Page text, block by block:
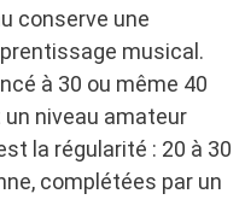
conserve une
musical.
à 30 ou même 40
niveau amateur
la régularité : 20 à 30
complétées par un